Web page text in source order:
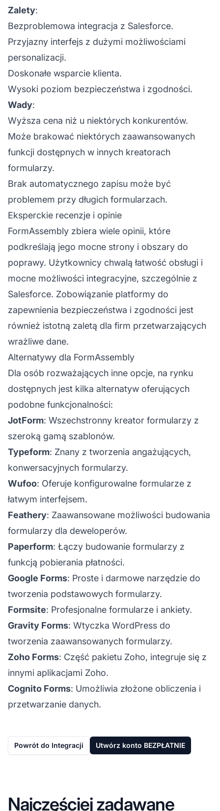
Zalety:
Bezproblemowa integracja z Salesforce.
Przyjazny interfejs z dużymi możliwościami
personalizacji.
Doskonałe wsparcie klienta.
Wysoki poziom bezpieczeństwa i zgodności.
Wady:
Wyższa cena niż u niektórych konkurentów.
Może brakować niektórych zaawansowanych
funkcji dostępnych w innych kreatorach
formularzy.
Brak automatycznego zapisu może być
problemem przy długich formularzach.
Eksperckie recenzje i opinie
FormAssembly zbiera wiele opinii, które
podkreślają jego mocne strony i obszary do
poprawy. Użytkownicy chwalą łatwość obsługi i
mocne możliwości integracyjne, szczególnie z
Salesforce. Zobowiązanie platformy do
zapewnienia bezpieczeństwa i zgodności jest
również istotną zaletą dla firm przetwarzających
wrażliwe dane.
Alternatywy dla FormAssembly
Dla osób rozważających inne opcje, na rynku
dostępnych jest kilka alternatyw oferujących
podobne funkcjonalności:
JotForm: Wszechstronny kreator formularzy z
szeroką gamą szablonów.
Typeform: Znany z tworzenia angażujących,
konwersacyjnych formularzy.
Wufoo: Oferuje konfigurowalne formularze z
łatwym interfejsem.
Feathery: Zaawansowane możliwości budowania
formularzy dla deweloperów.
Paperform: Łączy budowanie formularzy z
funkcją pobierania płatności.
Google Forms: Proste i darmowe narzędzie do
tworzenia podstawowych formularzy.
Formsite: Profesjonalne formularze i ankiety.
Gravity Forms: Wtyczka WordPress do
tworzenia zaawansowanych formularzy.
Zoho Forms: Część pakietu Zoho, integruje się z
innymi aplikacjami Zoho.
Cognito Forms: Umożliwia złożone obliczenia i
przetwarzanie danych.
Powrót do Integracji Utwórz konto BEZPŁATNIE
Najczęściej zadawane